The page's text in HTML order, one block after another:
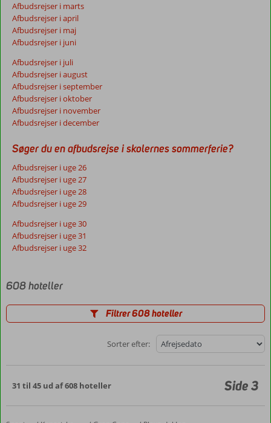
Afbudsrejser i marts
Afbudsrejser i april
Afbudsrejser i maj
Afbudsrejser i juni
Afbudsrejser i juli
Afbudsrejser i august
Afbudsrejser i september
Afbudsrejser i oktober
Afbudsrejser i november
Afbudsrejser i december
Søger du en afbudsrejse i skolernes sommerferie?
Afbudsrejser i uge 26
Afbudsrejser i uge 27
Afbudsrejser i uge 28
Afbudsrejser i uge 29
Afbudsrejser i uge 30
Afbudsrejser i uge 31
Afbudsrejser i uge 32
608 hoteller
Filtrer 608 hoteller
Sorter efter:
31 til 45 ud af 608 hoteller Side 3